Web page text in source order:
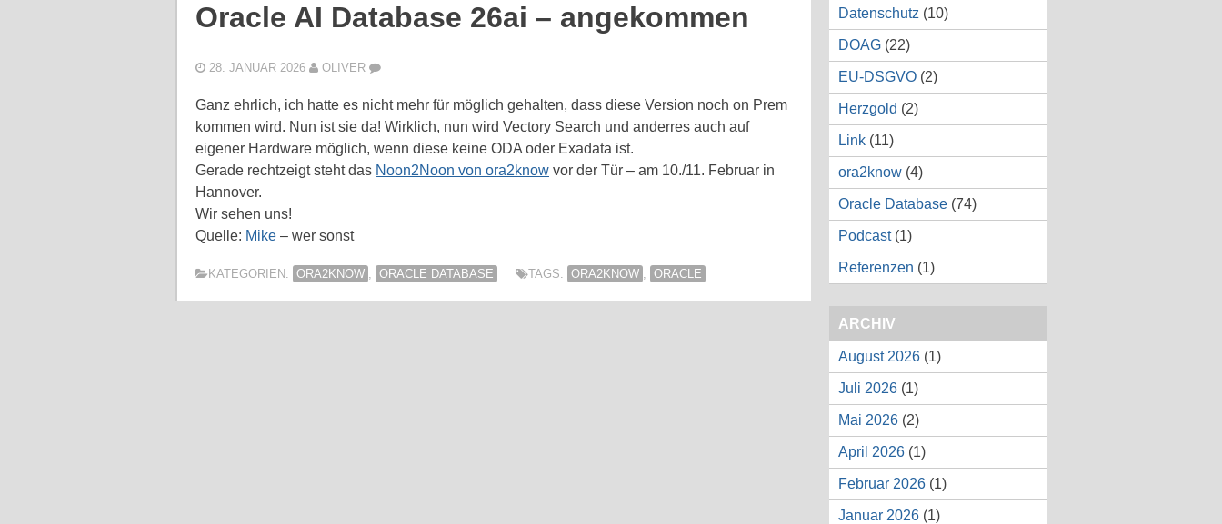
Oracle AI Database 26ai – angekommen
28. JANUAR 2026 OLIVER
Ganz ehrlich, ich hatte es nicht mehr für möglich gehalten, dass diese Version noch on Prem
kommen wird. Nun ist sie da! Wirklich, nun wird Vectory Search und anderres auch auf
eigener Hardware möglich, wenn diese keine ODA oder Exadata ist.
Gerade rechtzeigt steht das Noon2Noon von ora2know vor der Tür – am 10./11. Februar in
Hannover.
Wir sehen uns!
Quelle: Mike – wer sonst
KATEGORIEN: ORA2KNOW ORACLE DATABASE TAGS: ORA2KNOW ORACLE
Datenschutz (10)
DOAG (22)
EU-DSGVO (2)
Herzgold (2)
Link (11)
ora2know (4)
Oracle Database (74)
Podcast(1)
Referenzen (1)
ARCHIV
August 2026 (1)
Juli 2026 (1)
Mai 2026 (2)
April 2026 (1)
Februar 2026 (1)
Januar 2026 (1)